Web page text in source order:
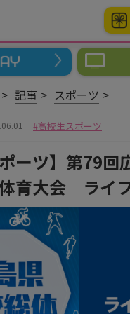
記事 スポーツ
高校生スポーツ
ポーツ】第79回
育大会 ライ